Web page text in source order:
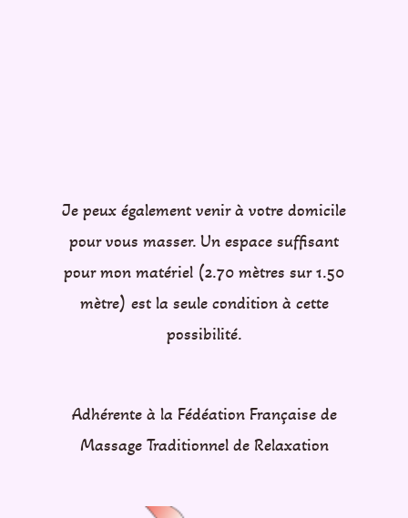
Je peux également venir à votre domicile
pour vous masser. Un espace suffisant
pour mon matériel (2.70 mètres sur 1.50
mètre) est la seule condition à cette
possibilité.
Adhérente à la Fédéation Française de
Massage Traditionnel de Relaxation